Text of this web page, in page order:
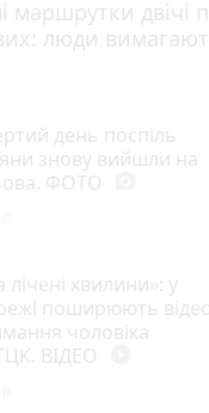
двічі
люди
день поспіль
знову вийшли на
ФОТО
хвилини»: у
поширюють відео
чоловіка
ВІДЕО